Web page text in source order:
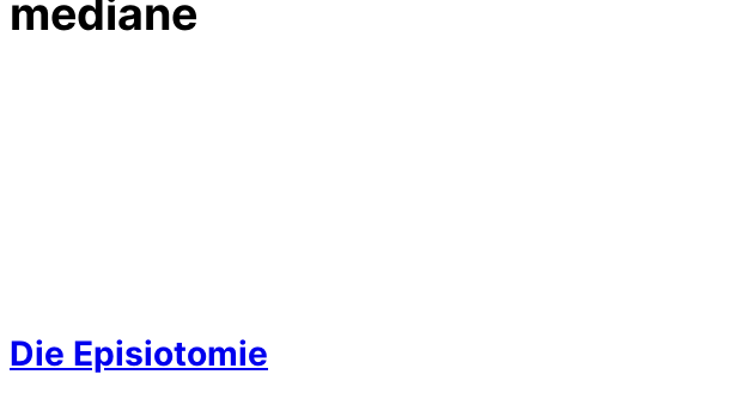
mediane
Die Episiotomie